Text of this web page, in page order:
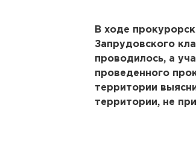
В ходе
Запрудовского
проводилось, а
проведенного
территории
территории, не